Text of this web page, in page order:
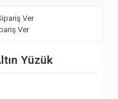
Ver
Ver
Yüzük